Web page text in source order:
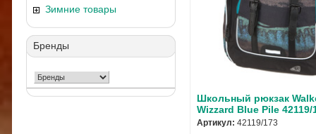
Зимние товары
Бренды
Школьный рюкзак
Wizzard Blue Pile 42119/
Артикул: 42119/173